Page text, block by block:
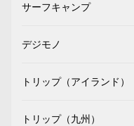
サーフキャンプ
デジモノ
トリップ（アイランド）
トリップ（九州）